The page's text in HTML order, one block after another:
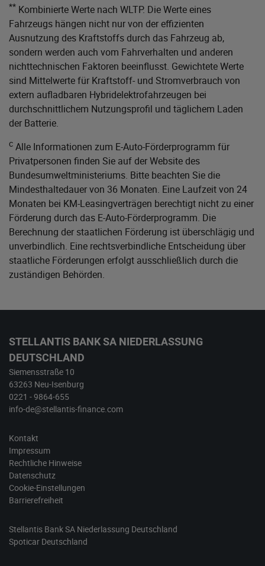
** Kombinierte Werte nach WLTP. Die Werte eines
Fahrzeugs hängen nicht nur von der effizienten
Ausnutzung des Kraftstoffs durch das Fahrzeug ab,
sondern werden auch vom Fahrverhalten und anderen
nichttechnischen Faktoren beeinflusst. Gewichtete Werte
sind Mittelwerte für Kraftstoff- und Stromverbrauch von
extern aufladbaren Hybridelektrofahrzeugen bei
durchschnittlichem Nutzungsprofil und täglichem Laden
der Batterie.
c Alle Informationen zum E-Auto-Förderprogramm für
Privatpersonen finden Sie auf der Website des
Bundesumweltministeriums. Bitte beachten Sie die
Mindesthaltedauer von 36 Monaten. Eine Laufzeit von 24
Monaten bei KM-Leasingverträgen berechtigt nicht zu einer
Förderung durch das E-Auto-Förderprogramm. Die
Berechnung der staatlichen Förderung ist überschlägig und
unverbindlich. Eine rechtsverbindliche Entscheidung über
staatliche Förderungen erfolgt ausschließlich durch die
zuständigen Behörden.
STELLANTIS BANK SA NIEDERLASSUNG
DEUTSCHLAND
Siemensstraße 10
63263 Neu-Isenburg
0221 - 9864-655
info-de@stellantis-finance.com
Kontakt
Impressum
Rechtliche Hinweise
Datenschutz
Cookie-Einstellungen
Barrierefreiheit
Stellantis Bank SA Niederlassung Deutschland
Spoticar‎ Deutschland